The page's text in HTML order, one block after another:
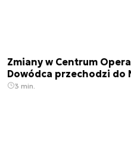
Zmiany w Centrum
Dowódca przechodzi do
3 min.